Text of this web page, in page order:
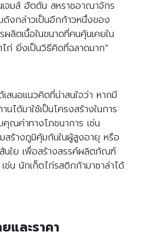
เจมส์ ฮัตตัน สหราชอาณาจักร
ดังกล่าวเป็นอีกก้าวหนึ่งของ
ลิตเนื้อในขนาดที่คนคุ้นเคยใน
ก่ ยิ่งเป็นวิธีคิดที่ฉลาดมาก”
สนอแนวคิดที่น่าสนใจว่า หากมี
นได้มาใช้เป็นโครงสร้างในการ
คุณค่าทางโภชนาการ เช่น
สร้างภูมิคุ้มกันในผู้สูงอายุ หรือ
ส้นใย เพื่อสร้างสรรค์ผลิตภัณฑ์
ช่น นักเก็ตไก่รสติกก้ามาซาล่าได้
และราคา